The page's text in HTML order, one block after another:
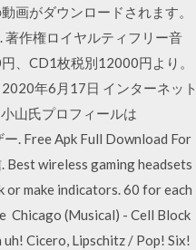
画がダウンロードされます。
作権ロイヤルティフリー音
、CD1枚税別12000円より。
年6月17日 インターネット
山氏プロフィールは
. Free Apk Full Download For
wireless gaming headsets
make indicators. 60 for each
Chicago (Musical) - Cell Block
uh! Cicero, Lipschitz / Pop! Six!